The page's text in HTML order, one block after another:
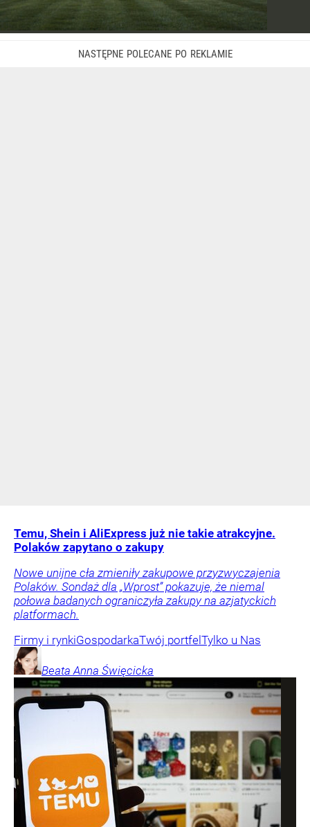
Temu, Shein i AliExpress już nie takie atrakcyjne.
Polaków zapytano o zakupy
Nowe unijne cła zmieniły zakupowe przyzwyczajenia
Polaków. Sondaż dla „Wprost” pokazuje, że niemal
połowa badanych ograniczyła zakupy na azjatyckich
platformach.
Firmy i rynkiGospodarkaTwój portfel Tylko u Nas
Beata Anna Święcicka